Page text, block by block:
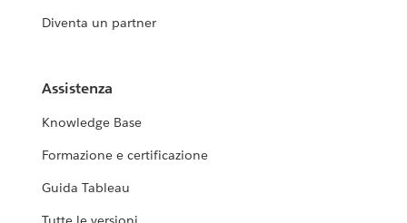
Diventa un partner
Assistenza
Knowledge Base
Formazione e certificazione
Guida Tableau